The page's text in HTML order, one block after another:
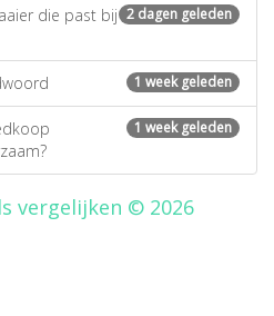
2 dagen geleden
die past bij
1 week geleden
1 week geleden
vergelijken © 2026